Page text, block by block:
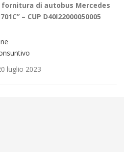
di autobus Mercedes
– CUP D40I22000050005
luglio 2023